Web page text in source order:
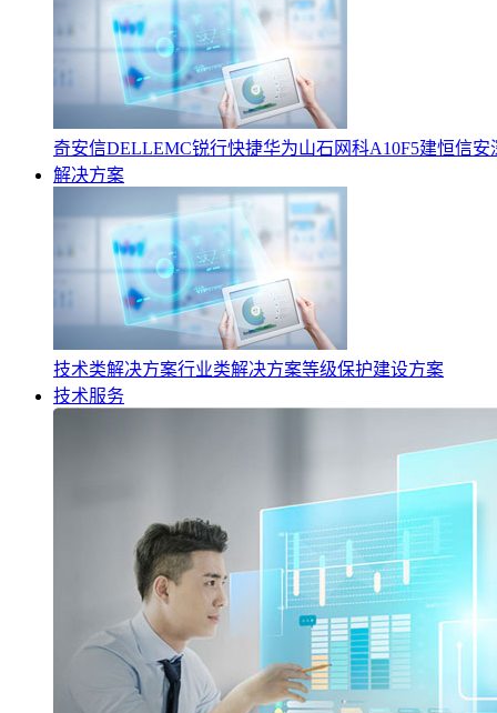
奇安信DELLEMC锐行快捷华为山石网科A10F5建恒信安
解决方案
技术类解决方案行业类解决方案等级保护建设方案
技术服务